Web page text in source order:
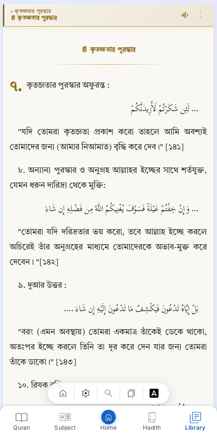
Quran Subject Home Hadith Library
> কৃতজ্ঞতার পুরস্কার
📄 কৃতজ্ঞতার পুরস্কার ⋮
📄 কৃতজ্ঞতার পুরস্কার
৭. কৃতজ্ঞতার পুরস্কার অফুরন্ত :
... لَئِن شَكَرْتُمْ لَأَزِيدَنَّكُمْ
"যদি তোমরা কৃতজ্ঞতা প্রকাশ করো তাহলে আমি অবশ্যই
তোমাদের জন্য (আমার নিআমাত) বৃদ্ধি করে দেব।" [১৪১]
৮. অন্যান্য পুরস্কার ও অনুগ্রহ আল্লাহর ইচ্ছের সাথে শর্তযুক্ত,
যেমন ধরুন দারিদ্র্য থেকে মুক্তি:
... وَإِنْ خِفْتُمْ عَيْلَةً فَسَوْفَ يُغْنِيكُمُ اللَّهُ مِن فَضْلِهِ إِن شَاءَ
"তোমরা যদি দরিদ্রতার ভয় করো, তবে আল্লাহ ইচ্ছে করলে
অচিরেই তাঁর অনুগ্রহের মাধ্যমে তোমাদেরকে অভাব-মুক্ত করে
দেবেন। "[১৪২]
৯. দুআর উত্তর :
بَلْ إِيَّاهُ تَدْعُونَ فَيَكْشِفُ مَا تَدْعُونَ إِلَيْهِ إِن شَاءَ ....
"বরং (এমন অবস্থায়) তোমরা একমাত্র তাঁকেই ডেকে থাকো,
অতঃপর ইচ্ছে করলে তিনি তা দূর করে দেন যার জন্য তোমরা
তাঁকে ডাকো।" [১৪৩]
১০. রিযক বৃদ্ধি :
"তিনি যাকে যা ইচ্ছে রিযক দেন।" [১৪৪]
Copy